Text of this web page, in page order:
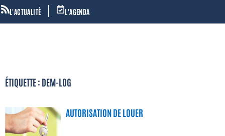
L'ACTUALITÉ L'AGENDA
ÉTIQUETTE : DEM-LOG
AUTORISATION DE LOUER